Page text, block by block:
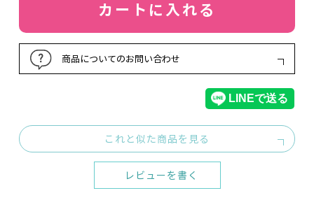
カートに入れる
商品についてのお問い合わせ
これと似た商品を見る
レビューを書く